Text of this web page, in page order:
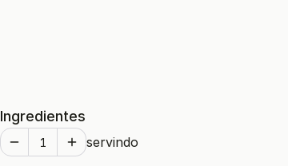
Ingredientes
servindo